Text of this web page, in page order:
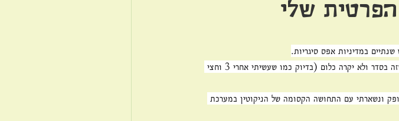
שלי
במדיניות אפס סיגריות.
זה התחיל מסיגריה במסיבה כשעלה החשק לעשן ושכנעתי את עצמי שזה בסדר ולא יקרה כלום (בדיוק כמו שעשיתי אחרי 3 וחצי
ונשארתי עם התחושה הקסומה של הניקוטין במערכת